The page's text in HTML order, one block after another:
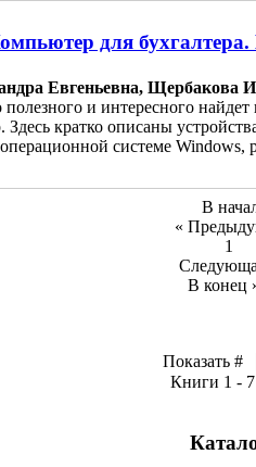
для бухгалтера.
Евгеньевна, Щербакова
и интересного
Здесь кратко описаны
системе Windows,
В
«
1
В конец
Показать #
Книги 1 - 7